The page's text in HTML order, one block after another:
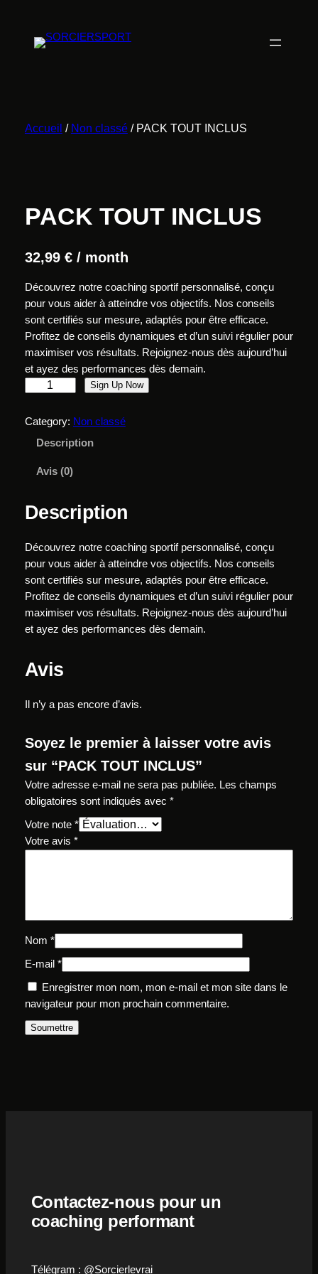
contenu
Accueil / Non classé/ PACK TOUT INCLUS
PACK TOUT INCLUS
32,99 € / month
Découvrez notre coaching sportif personnalisé, conçu
pour vous aider à atteindre vos objectifs. Nos conseils
sont certifiés sur mesure, adaptés pour être efficace.
Profitez de conseils dynamiques et d’un suivi régulier pour
maximiser vos résultats. Rejoignez-nous dès aujourd’hui
et ayez des performances dès demain.
a
d
P
A
C
K
T
O
T
I
C
U
S
Sign Up Now
Category: Non classé
Description
Avis (0)
Description
Découvrez notre coaching sportif personnalisé, conçu
pour vous aider à atteindre vos objectifs. Nos conseils
sont certifiés sur mesure, adaptés pour être efficace.
Profitez de conseils dynamiques et d’un suivi régulier pour
maximiser vos résultats. Rejoignez-nous dès aujourd’hui
et ayez des performances dès demain.
Avis
Il n’y a pas encore d’avis.
Soyez le premier à laisser votre avis
sur “PACK TOUT INCLUS”
Votre adresse e-mail ne sera pas publiée. Les champs
obligatoires sont indiqués avec *
Votre note *
Votre avis *
Nom *
E-mail *
Enregistrer mon nom, mon e-mail et mon site dans le
navigateur pour mon prochain commentaire.
Contactez-nous pour un
coaching performant
Télégram : @Sorcierlevrai